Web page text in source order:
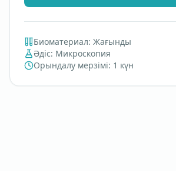
Биоматериал: Жағынды
Әдіс: Микроскопия
Орындалу мерзімі: 1 күн